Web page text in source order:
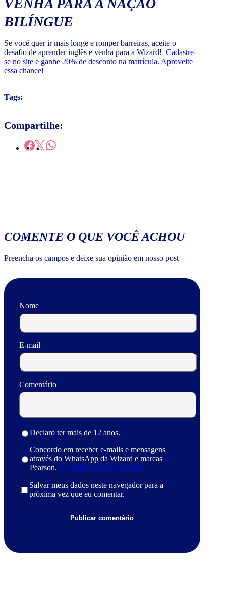
VENHA PARA A NAÇÃO
BILÍNGUE
Se você quer ir mais longe e romper barreiras, aceite o
desafio de aprender inglês e venha para a Wizard! Cadastre-
se no site e ganhe 20% de desconto na matrícula. Aproveite
essa chance!
Tags:
Compartilhe:
COMENTE O QUE VOCÊ ACHOU
Preencha os campos e deixe sua opinião em nosso post
Nome
E-mail
Comentário
Declaro ter mais de 12 anos.
Concordo em receber e-mails e mensagens
através do WhatsApp da Wizard e marcas
Pearson. Ver política de privacidade.
Salvar meus dados neste navegador para a
próxima vez que eu comentar.